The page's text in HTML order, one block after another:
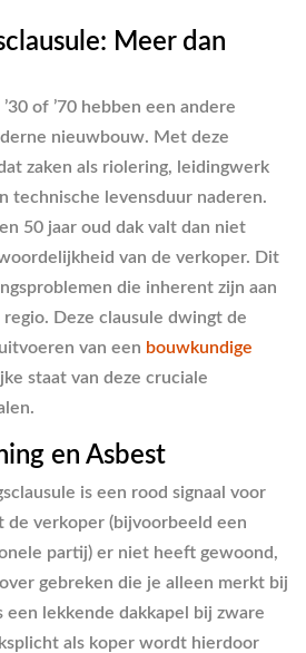
Meer dan
of ’70 hebben een andere
nieuwbouw. Met deze
zaken als riolering, leidingwerk
technische levensduur naderen.
50 jaar oud dak valt dan niet
van de verkoper. Dit
die inherent zijn aan
Deze clausule dwingt de
van een bouwkundige
staat van deze cruciale
en Asbest
is een rood signaal voor
de verkoper (bijvoorbeeld een
partij) er niet heeft gewoond,
gebreken die je alleen merkt bij
een lekkende dakkapel bij zware
als koper wordt hierdoor